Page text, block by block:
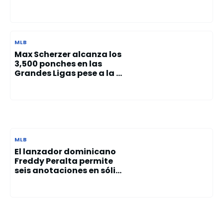
MLB
Max Scherzer alcanza los
3,500 ponches en las
Grandes Ligas pese a la ...
MLB
El lanzador dominicano
Freddy Peralta permite
seis anotaciones en sóli...